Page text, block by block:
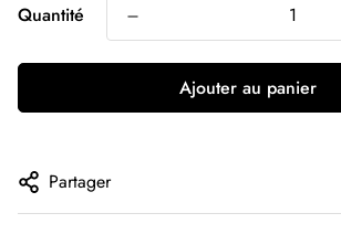
Quantité
Ajouter au panier
Partager